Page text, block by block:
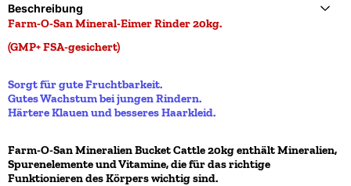
Beschreibung
Farm-O-San Mineral-Eimer Rinder 20kg.
(GMP+ FSA-gesichert)
Sorgt für gute Fruchtbarkeit.
Gutes Wachstum bei jungen Rindern.
Härtere Klauen und besseres Haarkleid.
Farm-O-San Mineralien Bucket Cattle 20kg enthält Mineralien,
Spurenelemente und Vitamine, die für das richtige
Funktionieren des Körpers wichtig sind.